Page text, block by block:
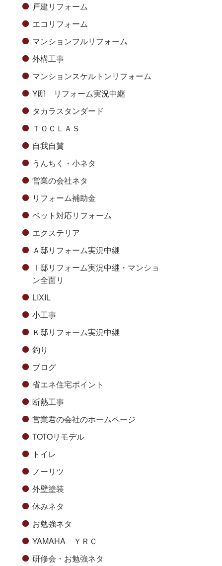
戸建リフォーム
エコリフォーム
マンションフルリフォーム
外構工事
マンションスケルトンリフォーム
Y邸 リフォーム実況中継
タカラスタンダード
ＴＯＣＬＡＳ
自我自賛
うんちく・小ネタ
営業の会社ネタ
リフォーム補助金
ペット対応リフォーム
エクステリア
Ａ邸リフォーム実況中継
Ⅰ邸リフォーム実況中継・マンショ
ン全面リ
LIXIL
小工事
Ｋ邸リフォーム実況中継
釣り
ブログ
省エネ住宅ポイント
断熱工事
営業君の会社のホームページ
TOTOリモデル
トイレ
ノーリツ
外壁塗装
休みネタ
お勉強ネタ
YAMAHA ＹＲＣ
研修会・お勉強ネタ